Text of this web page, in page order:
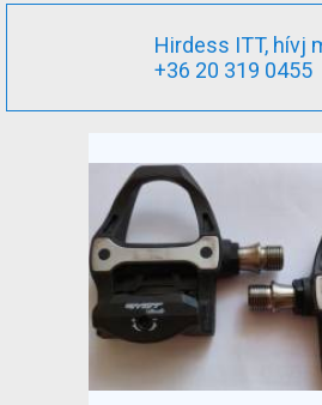
Hirdess ITT, hívj
+36 20 319 0455